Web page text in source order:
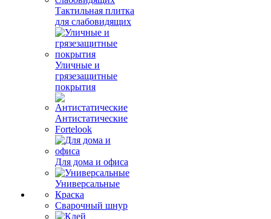
Тактильная плитка
для слабовидящих
Уличные и
грязезащитные
покрытия
Антистатические
Fortelook
Для дома и офиса
Универсальные
Краска
Сварочный шнур